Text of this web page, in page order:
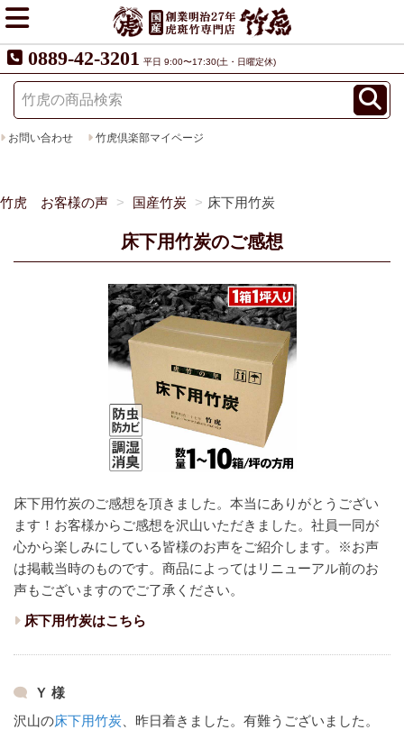
0889-42-3201 平日 9:00〜17:30(土・日曜定休)
お問い合わせ 竹虎倶楽部マイページ
竹虎 お客様の声 国産竹炭 床下用竹炭
床下用竹炭のご感想
床下用竹炭のご感想を頂きました。本当にありがとうござい
ます！ お客様からご感想を沢山いただきました。 社員一同が
心から楽しみにしている皆様のお声をご紹介します。
※お声
は掲載当時のものです。商品によってはリニューアル前のお
声もございますのでご了承ください。
床下用竹炭はこちら
Ｙ 様
沢山の床下用竹炭 、昨日着きました。有難うございました。